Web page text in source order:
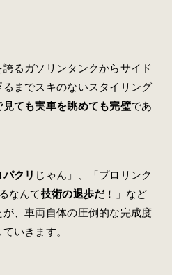
誇るガソリンタンクからサイド
までスキのないスタイリング
見ても実車を眺めても完璧であ
クリ じゃん」、「プロリンク
なんて技術の退歩だ！」など
、車両自体の圧倒的な完成度
いきます。